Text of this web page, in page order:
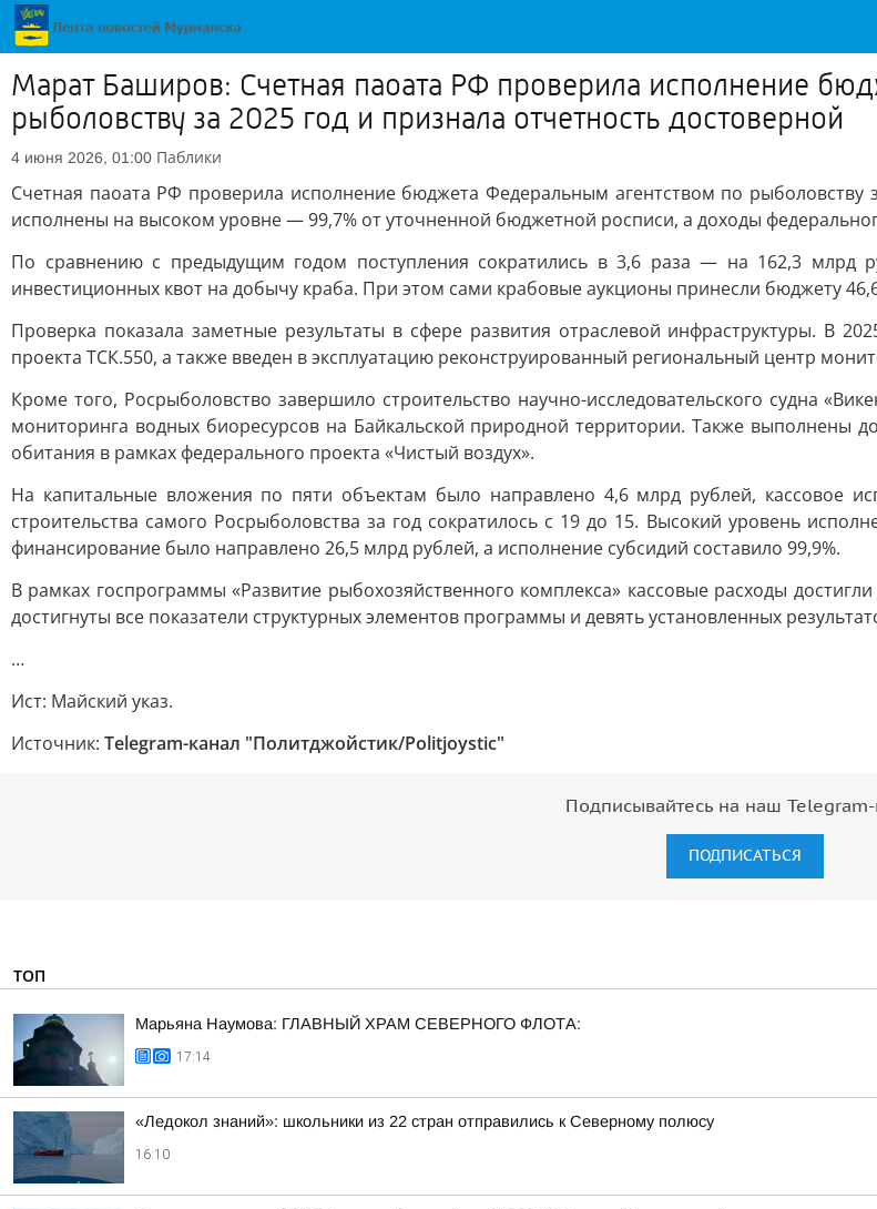
Марат Баширов: Счетная паоата РФ проверила исполнение
рыболовству за 2025 год и признала отчетность достоверной
4 июня 2026, 01:00 Паблики
Счетная паоата РФ проверила исполнение бюджета Федеральным агентством по рыболовству
исполнены на высоком уровне — 99,7% от уточненной бюджетной росписи, а доходы
По сравнению с предыдущим годом поступления сократились в 3,6 раза — на 162,3 млрд
инвестиционных квот на добычу краба. При этом сами крабовые аукционы принесли бюджету
Проверка показала заметные результаты в сфере развития отраслевой инфраструктуры. В
проекта ТСК.550, а также введен в эксплуатацию реконструированный региональный центр
Кроме того, Росрыболовство завершило строительство научно-исследовательского судна
мониторинга водных биоресурсов на Байкальской природной территории. Также выполнены
обитания в рамках федерального проекта «Чистый воздух».
На капитальные вложения по пяти объектам было направлено 4,6 млрд рублей, кассовое
строительства самого Росрыболовства за год сократилось с 19 до 15. Высокий уровень
финансирование было направлено 26,5 млрд рублей, а исполнение субсидий составило 99,9%.
В рамках госпрограммы «Развитие рыбохозяйственного комплекса» кассовые расходы
достигнуты все показатели структурных элементов программы и девять установленных
…
Ист: Майский указ.
Источник: Telegram-канал "Политджойстик/Politjoystic"
Подписывайтесь на наш Telegram-
ПОДПИСАТЬСЯ
ТОП
Марьяна Наумова: ГЛАВНЫЙ ХРАМ СЕВЕРНОГО ФЛОТА:
17:14
«Ледокол знаний»: школьники из 22 стран отправились к Северному полюсу
16:10